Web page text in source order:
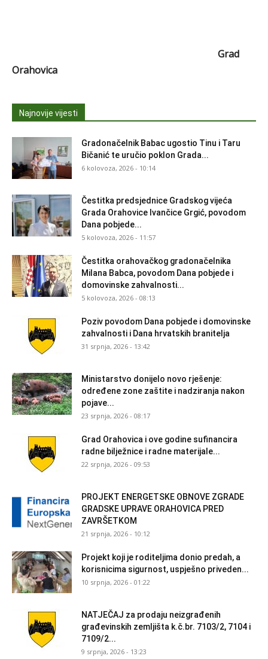
Grad
Orahovica
Najnovije vijesti
Gradonačelnik Babac ugostio Tinu i Taru
Bičanić te uručio poklon Grada...
6 kolovoza, 2026 - 10:14
Čestitka predsjednice Gradskog vijeća
Grada Orahovice Ivančice Grgić, povodom
Dana pobjede...
5 kolovoza, 2026 - 11:57
Čestitka orahovačkog gradonačelnika
Milana Babca, povodom Dana pobjede i
domovinske zahvalnosti...
5 kolovoza, 2026 - 08:13
Poziv povodom Dana pobjede i domovinske
zahvalnosti i Dana hrvatskih branitelja
31 srpnja, 2026 - 13:42
Ministarstvo donijelo novo rješenje:
određene zone zaštite i nadziranja nakon
pojave...
23 srpnja, 2026 - 08:17
Grad Orahovica i ove godine sufinancira
radne bilježnice i radne materijale...
22 srpnja, 2026 - 09:53
PROJEKT ENERGETSKE OBNOVE ZGRADE
GRADSKE UPRAVE ORAHOVICA PRED
ZAVRŠETKOM
21 srpnja, 2026 - 10:12
Projekt koji je roditeljima donio predah, a
korisnicima sigurnost, uspješno priveden...
10 srpnja, 2026 - 01:22
NATJEČAJ za prodaju neizgrađenih
građevinskih zemljišta k.č.br. 7103/2, 7104 i
7109/2...
9 srpnja, 2026 - 13:23